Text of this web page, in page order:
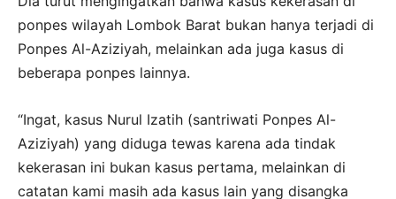
ponpes wilayah Lombok Barat bukan hanya terjadi di
Ponpes Al-Aziziyah, melainkan ada juga kasus di
beberapa ponpes lainnya.
“Ingat, kasus Nurul Izatih (santriwati Ponpes Al-
Aziziyah) yang diduga tewas karena ada tindak
kekerasan ini bukan kasus pertama, melainkan di
catatan kami masih ada kasus lain yang disangka